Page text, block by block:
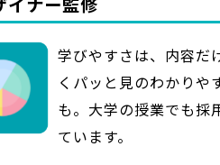
学びやすさは、内容だ
くパッと見のわかりや
も。大学の授業でも採
ています。